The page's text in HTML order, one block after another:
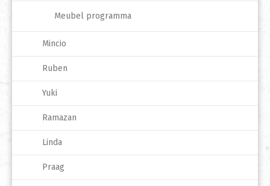
Meubel programma
Mincio
Ruben
Yuki
Ramazan
Linda
Praag